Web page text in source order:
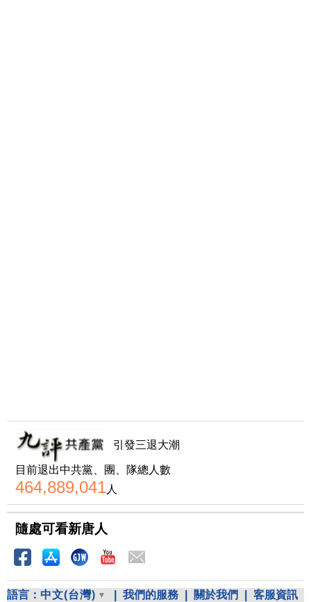
引發三退大潮
目前退出中共黨、團、隊總人數
464,889,041人
隨處可看新唐人
語言： 中文(台灣) 我們的服務 關於我們 客服資訊